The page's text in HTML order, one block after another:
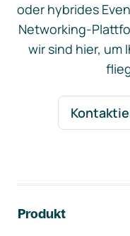
oder hybrides
Networking-
wir sind hier, um
Produkt